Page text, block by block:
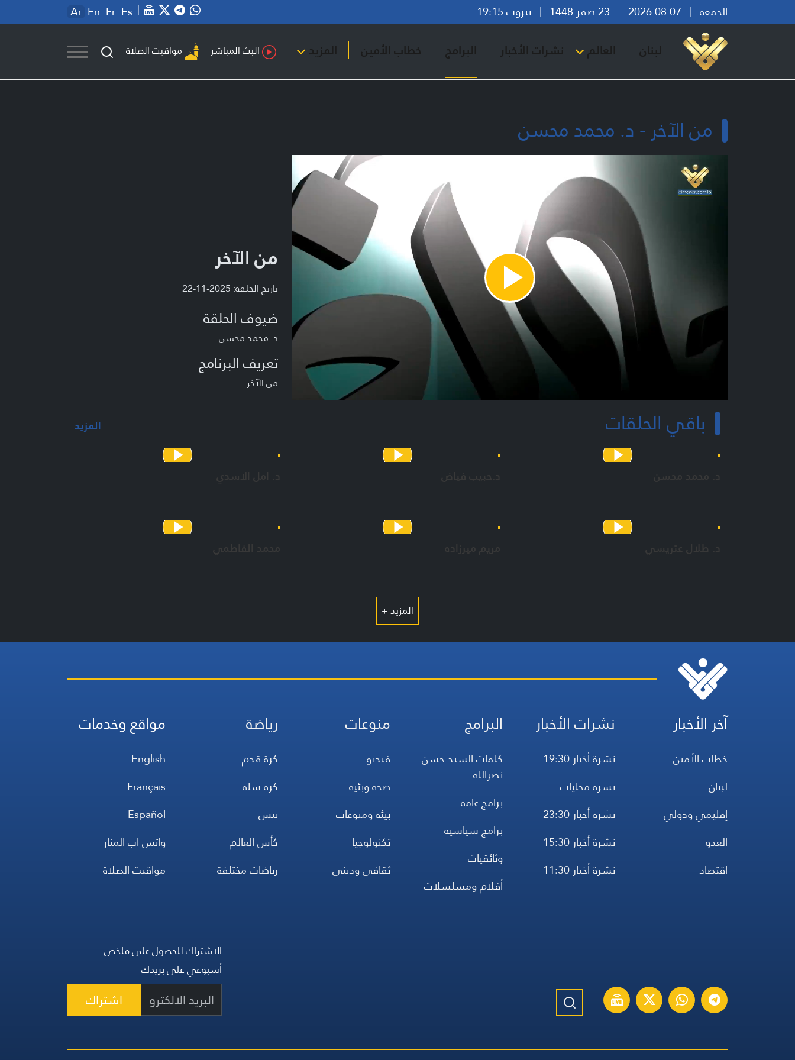
الجمعة بيروت 19:15 Ar En Fr Es
لبنان العالم نشرات الأخبار البرامج خطاب الأمين المزيد البث المباشر مواقيت الصلاة
من الآخر - د. محمد محسن
Play
Video
من الآخر
تاريخ الحلقة: 2025-11-22
ضيوف الحلقة
د. محمد محسن
تعريف البرنامج
من الآخر
باقي الحلقات المزيد
د. محمد محسن د.حبيب فياض د. امل الاسدي
د. طلال عتريسي مريم ميرزاده محمد الفاطمي
المزيد +
آخر الأخبار
خطاب الأمين
لبنان
إقليمي ودولي
العدو
اقتصاد
نشرات الأخبار
نشرة أخبار 19:30
نشرة محليات
نشرة أخبار 23:30
نشرة أخبار 15:30
نشرة أخبار 11:30
البرامج
كلمات السيد حسن
نصرالله
برامج عامة
برامج سياسية
وثائقيات
أفلام ومسلسلات
منوعات
فيديو
صحة وبئية
بيئة ومنوعات
تكنولوجيا
ثقافي وديني
رياضة
كرة قدم
كرة سلة
تنس
كأس العالم
رياضات مختلفة
مواقع وخدمات
English
Français
Español
واتس اب المنار
مواقيت الصلاة
الاشتراك للحصول على ملخص
أسبوعي على بريدك
اشتراك